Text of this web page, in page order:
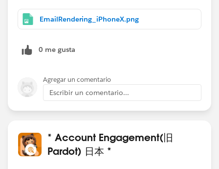
EmailRendering_iPhoneX.png
0 me gusta
Agregar un comentario
Escribir un comentario...
* Account Engagement(旧
Pardot) 日本 *